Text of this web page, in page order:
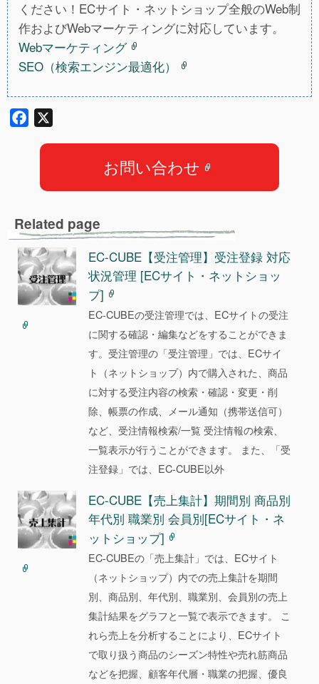
ください！ECサイト・ネットショップ全般のWeb制
作およびWebマーケティングに対応しています。
Webマーケティング
SEO（検索エンジン最適化）
o
k
お問い合わせ
Related page
EC-CUBE【受注管理】受注登録 対応
状況管理 [ECサイト・ネットショッ
プ]
EC-CUBEの受注管理では、ECサイトの受注
に関する確認・編集などをすることができま
す。受注管理の「受注管理」では、ECサイ
ト（ネットショップ）内で購入された、商品
に対する受注内容の検索・確認・変更・削
除、帳票の作成、メール通知（携帯送信可）
など、受注情報検索/一覧 受注情報の検索、
一覧表示が行うことができます。 また、「受
注登録」では、EC-CUBE以外
EC-CUBE【売上集計】期間別 商品別
年代別 職業別 会員別[ECサイト・ネ
ットショップ]
EC-CUBEの「売上集計」では、ECサイト
（ネットショップ）内での売上集計を期間
別、商品別、年代別、職業別、会員別の売上
集計結果をグラフと一覧で表示できます。 こ
れら売上を分析することにより、ECサイト
で取り扱う商品のシーズン特性や売れ筋商品
などを把握、顧客年代層・職業の把握、優良